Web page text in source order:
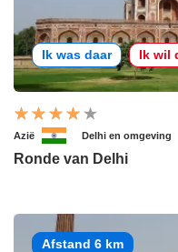
Ik was daar Ik wil
Azië Delhi en omgeving
Ronde van Delhi
Afstand 6 km